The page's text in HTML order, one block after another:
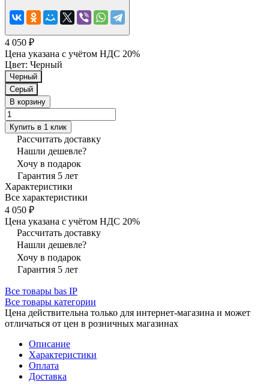
4 050 ₽
Цена указана с учётом НДС 20%
Цвет: Черный
Черный
Серый
В корзину
Купить в 1 клик
Рассчитать доставку
Нашли дешевле?
Хочу в подарок
Гарантия 5 лет
Характеристики
Все характеристики
4 050 ₽
Цена указана с учётом НДС 20%
Рассчитать доставку
Нашли дешевле?
Хочу в подарок
Гарантия 5 лет
Все товары bas IP
Все товары категории
Цена действительна только для интернет-магазина и может
отличаться от цен в розничных магазинах
Описание
Характеристики
Оплата
Доставка